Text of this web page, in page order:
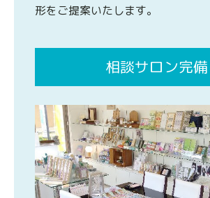
形をご提案いたします。
相談サロン完備